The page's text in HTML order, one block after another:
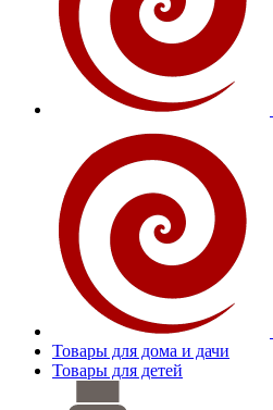
Товары для дома и дачи
Товары для детей